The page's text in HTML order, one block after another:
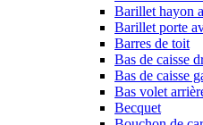
Barillet hayon
Barillet porte
Barres de toit
Bas de caisse
Bas de caisse
Bas volet
Becquet